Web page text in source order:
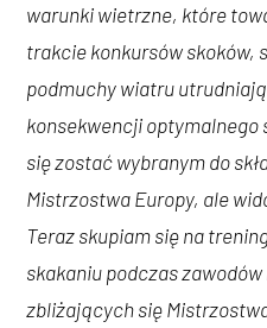
warunki wietrzne, które
trakcie konkursów skoków,
podmuchy wiatru
konsekwencji optymalnego
się zostać wybranym do
Mistrzostwa Europy, ale
Teraz skupiam się na
skakaniu podczas
zbliżających się